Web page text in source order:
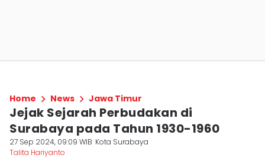
Home News Jawa Timur
Jejak Sejarah Perbudakan di
Surabaya pada Tahun 1930-1960
27 Sep 2024, 09:09 WIB Kota Surabaya
Talita Hariyanto